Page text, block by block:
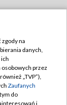
na
danych,
przez
„TVP”),
Zaufanych
do
i